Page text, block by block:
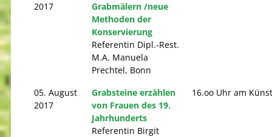
2017
Grabmälern /neue
Methoden der
Konservierung
Referentin Dipl.-Rest.
M.A. Manuela
Prechtel, Bonn
05. August
2017
Grabsteine erzählen
von Frauen des 19.
Jahrhunderts
Referentin Birgit
16.oo Uhr am